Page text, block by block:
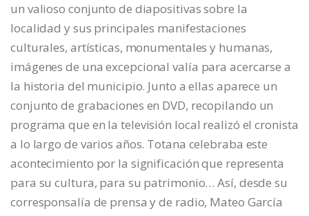
un valioso conjunto de diapositivas sobre la
localidad y sus principales manifestaciones
culturales, artísticas, monumentales y humanas,
imágenes de una excepcional valía para acercarse a
la historia del municipio. Junto a ellas aparece un
conjunto de grabaciones en DVD, recopilando un
programa que en la televisión local realizó el cronista
a lo largo de varios años. Totana celebraba este
acontecimiento por la significación que representa
para su cultura, para su patrimonio… Así, desde su
corresponsalía de prensa y de radio, Mateo García